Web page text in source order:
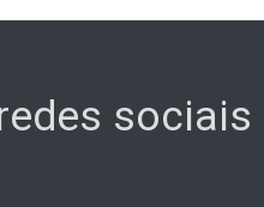
sociais